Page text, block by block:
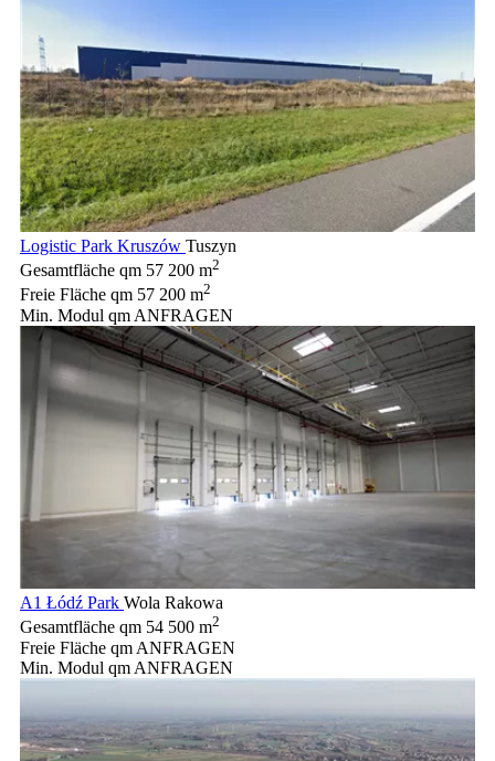
Logistic Park Kruszów Tuszyn
Gesamtfläche qm 57 200 m2
Freie Fläche qm 57 200 m2
Min. Modul qm ANFRAGEN
A1 Łódź Park Wola Rakowa
Gesamtfläche qm 54 500 m2
Freie Fläche qm ANFRAGEN
Min. Modul qm ANFRAGEN